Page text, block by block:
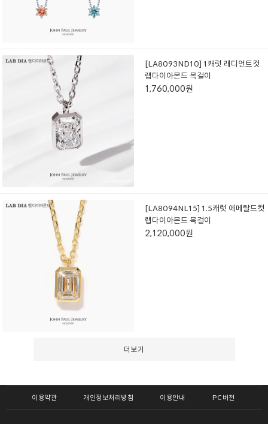
[LA8093ND10] 1캐럿 래디언트컷
랩다이아몬드 목걸이
1,760,000원
[LA8094NL15] 1.5캐럿 에메랄드컷
랩다이아몬드 목걸이
2,120,000원
더보기
이용약관 개인정보처리방침 이용안내 PC버전